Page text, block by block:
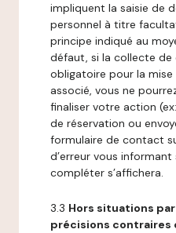
impliquent la saisie de
personnel à titre
principe indiqué au
défaut, si la collecte de
obligatoire pour la
associé, vous ne
finaliser votre action
de réservation ou
formulaire de contact
d’erreur vous
compléter s’affichera.
3.3 Hors situations
précisions contraires